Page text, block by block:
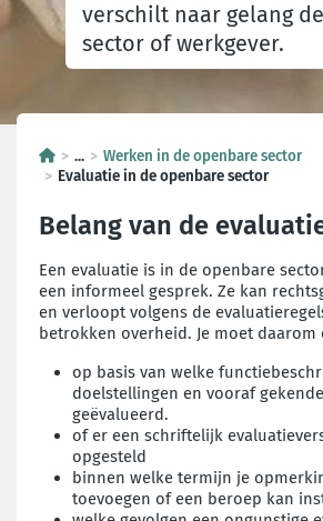
verschilt naar gelang de
sector of werkgever.
...
Werken in de openbare sector
Evaluatie in de openbare sector
Belang van de
Een evaluatie is in de openbare
een informeel gesprek. Ze kan
en verloopt volgens de
betrokken overheid. Je moet daarom
op basis van welke
doelstellingen en vooraf
geëvalueerd.
of er een schriftelijk
opgesteld
binnen welke termijn je
toevoegen of een beroep kan